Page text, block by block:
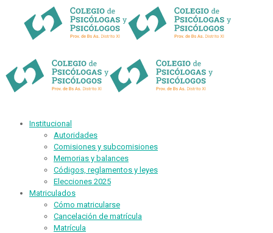
Institucional
Autoridades
Comisiones y subcomisiones
Memorias y balances
Códigos, reglamentos y leyes
Elecciones 2025
Matriculados
Cómo matricularse
Cancelación de matrícula
Matrícula